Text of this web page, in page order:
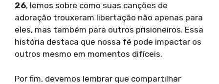
26, lemos sobre como suas canções de
adoração trouxeram libertação não apenas para
eles, mas também para outros prisioneiros. Essa
história destaca que nossa fé pode impactar os
outros mesmo em momentos difíceis.
Por fim, devemos lembrar que compartilhar